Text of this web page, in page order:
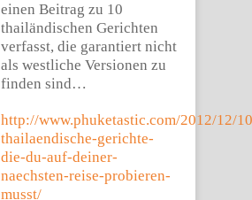
einen Beitrag zu 10
thailändischen Gerichten
verfasst, die garantiert nicht
als westliche Versionen zu
finden sind…
http://www.phuketastic.com/2012/12/
thailaendische-gerichte-
die-du-auf-deiner-
naechsten-reise-probieren-
musst/